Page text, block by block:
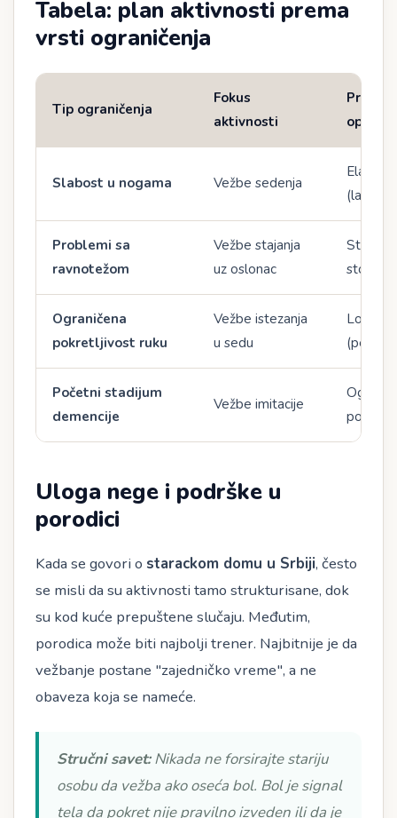
Tabela: plan aktivnosti prema
vrsti ograničenja
Tip ograničenja
Fokus
aktivnosti
oprema
Slabost u nogama Vežbe sedenja
(lakša)
Problemi sa
ravnotežom
Vežbe stajanja
uz oslonac
Stabilna
stolica/
Ograničena
pokretljivost ruku
Vežbe istezanja
u sedu
Lopta
Početni stadijum
demencije
Vežbe imitacije
Uloga nege i podrške u
porodici
Kada se govori o starackom domu u Srbiji, često
se misli da su aktivnosti tamo strukturisane, dok
su kod kuće prepuštene slučaju. Međutim,
porodica može biti najbolji trener. Najbitnije je da
vežbanje postane "zajedničko vreme", a ne
obaveza koja se nameće.
Stručni savet:Nikada ne forsirajte stariju
osobu da vežba ako oseća bol. Bol je signal
tela da pokret nije pravilno izveden ili da je